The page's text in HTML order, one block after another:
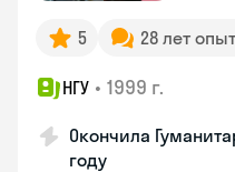
5 28 лет
НГУ • 1999 г.
Окончила
году